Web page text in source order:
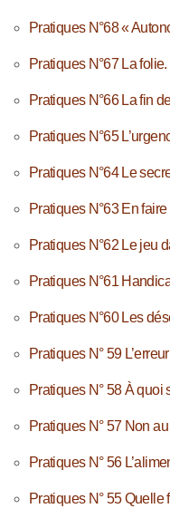
Pratiques N°68 «
Pratiques N°67 La
Pratiques N°66 La fin
Pratiques N°65
Pratiques N°64 Le
Pratiques N°63 En faire
Pratiques N°62 Le jeu
Pratiques N°61
Pratiques N°60 Les
Pratiques N° 59
Pratiques N° 58 À quoi
Pratiques N° 57 Non
Pratiques N° 56
Pratiques N° 55